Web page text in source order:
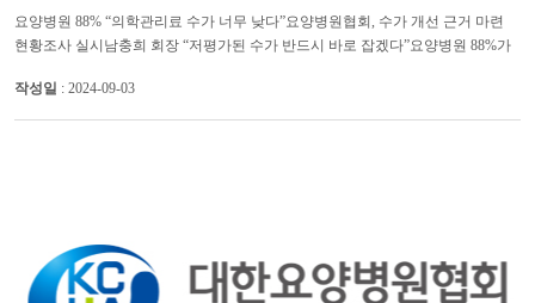
요양병원 88% “의학관리료 수가 너무 낮다”요양병원협회, 수가 개선 근거 마련
현황조사 실시남충희 회장 “저평가된 수가 반드시 바로 잡겠다”요양병원 88%가
작성일 : 2024-09-03